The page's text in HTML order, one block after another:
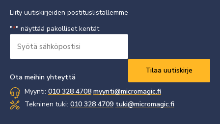
Liity uutiskirjeiden postituslistallemme
"*" näyttää pakolliset kentät
sähköpostisi
Ota meihin yhteyttä
Myynti: 010 328 4708 myynti@micromagic.fi
Tekninen tuki: 010 328 4709 tuki@micromagic.fi